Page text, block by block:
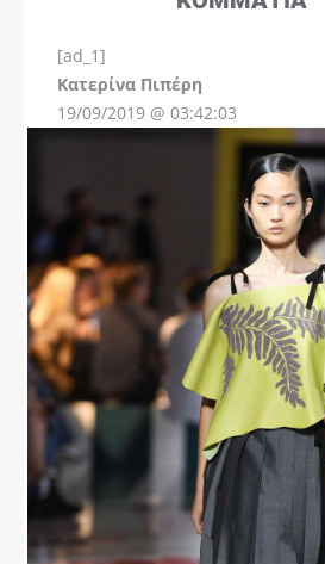
[ad_1]
Kατερίνα Πιπέρη
19/09/2019 @ 03:42:03